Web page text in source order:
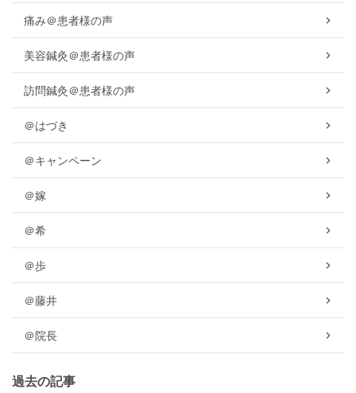
痛み＠患者様の声
美容鍼灸＠患者様の声
訪問鍼灸＠患者様の声
＠はづき
＠キャンペーン
＠嫁
＠希
＠歩
＠藤井
＠院長
過去の記事